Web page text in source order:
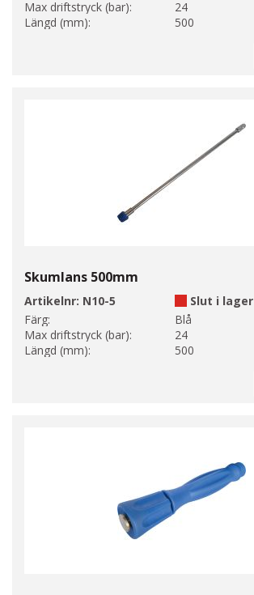
Max driftstryck (bar):
24
Längd (mm):
500
Skumlans 500mm
Artikelnr: N10-5
Slut i lager
Färg:
Blå
Max driftstryck (bar):
24
Längd (mm):
500